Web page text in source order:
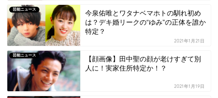
芸能ニュース
今泉佑唯とワタナベマホトの馴れ初め
は？デキ婚リークの“ゆみ”の正体を誰か
特定？
2021年1月21日
芸能ニュース
【顔画像】田中聖の顔が老けすぎて別
人に！実家住所特定か！？
2021年1月19日